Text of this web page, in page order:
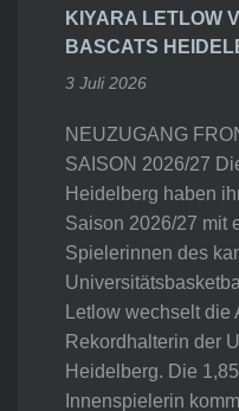
KIYARA LETLOW
BASCATS
3 Juli 2026
NEUZUGANG
SAISON 2026/27
Heidelberg haben
Saison 2026/27 mit
Spielerinnen des
Letlow wechselt
Rekordhalterin der
Heidelberg. Die
Innenspielerin